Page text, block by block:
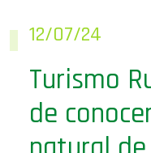
12/07/24
Turismo
de